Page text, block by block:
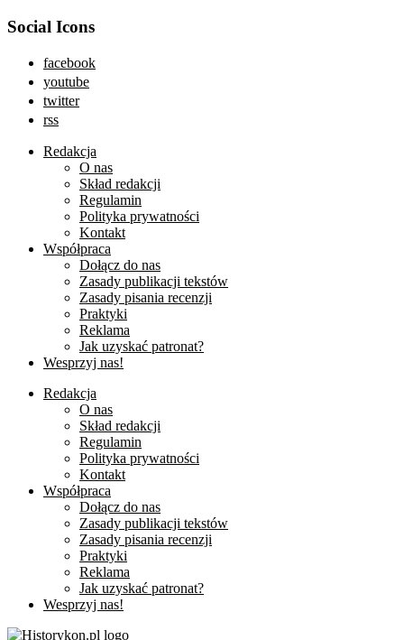
Social Icons
facebook
youtube
twitter
rss
Redakcja
O nas
Skład redakcji
Regulamin
Polityka prywatności
Kontakt
Współpraca
Dołącz do nas
Zasady publikacji tekstów
Zasady pisania recenzji
Praktyki
Reklama
Jak uzyskać patronat?
Wesprzyj nas!
Redakcja
O nas
Skład redakcji
Regulamin
Polityka prywatności
Kontakt
Współpraca
Dołącz do nas
Zasady publikacji tekstów
Zasady pisania recenzji
Praktyki
Reklama
Jak uzyskać patronat?
Wesprzyj nas!